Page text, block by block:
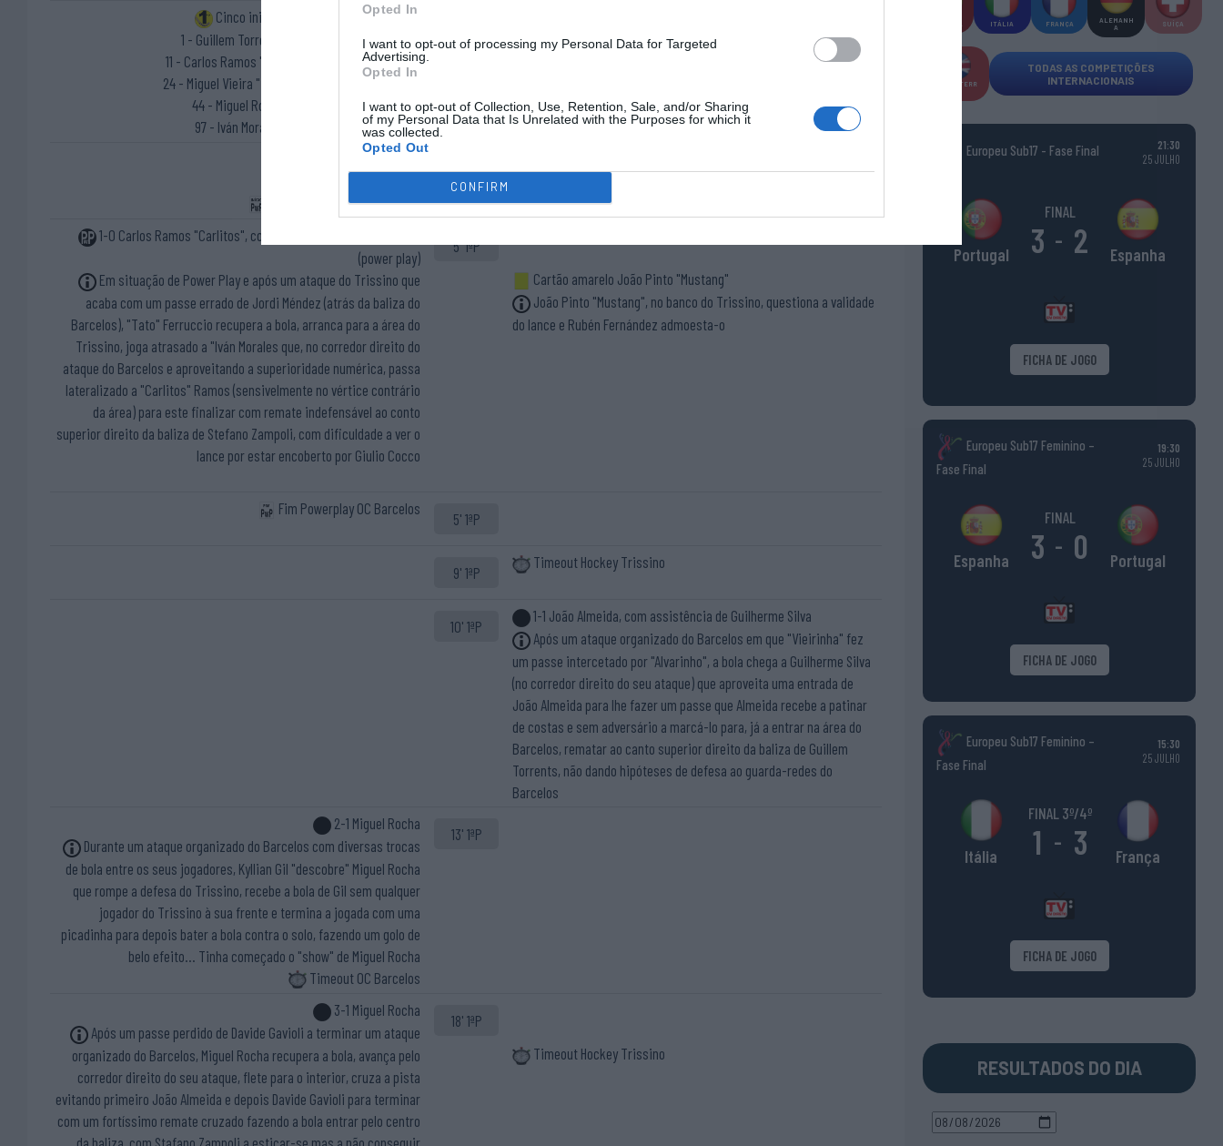
Opted In
I want to opt-out of processing my Personal Data for Targeted
Advertising.
Opted In
I want to opt-out of Collection, Use, Retention, Sale, and/or Sharing
of my Personal Data that Is Unrelated with the Purposes for which it
was collected.
Opted Out
CONFIRM
Cinco inicial
1 - Guillem Torrents ®
11 - Carlos Ramos "Carlitos"
24 - Miguel Vieira "Vieirinha"
44 - Miguel Rocha
97 - Iván Morales
jogo.
1 - Stefano Zampoli ®
66 - Jordi Méndez
71 - Davide Gavioli
Inicio Powerplay OC Barcelos
3' 1ªP
1-0 Carlos Ramos "Carlitos", com assistência de Iván Morales
(power play)
Em situação de Power Play e após um ataque do Trissino que
acaba com um passe errado de Jordi Méndez (atrás da baliza do
Barcelos), "Tato" Ferruccio recupera a bola, arranca para a área do
Trissino, joga atrasado a "Iván Morales que, no corredor direito do
ataque do Barcelos e aproveitando a superioridade numérica, passa
lateralizado a "Carlitos" Ramos (sensivelmente no vértice contrário
da área) para este finalizar com remate indefensável ao conto
superior direito da baliza de Stefano Zampoli, com dificuldade a ver o
lance por estar encoberto por Giulio Cocco
5' 1ªP
Cartão amarelo João Pinto "Mustang"
João Pinto "Mustang", no banco do Trissino, questiona a validade
do lance e Rubén Fernández admoesta-o
Fim Powerplay OC Barcelos
5' 1ªP
9' 1ªP
Timeout Hockey Trissino
10' 1ªP
1-1 João Almeida, com assistência de Guilherme Silva
Após um ataque organizado do Barcelos em que "Vieirinha" fez
um passe intercetado por "Alvarinho", a bola chega a Guilherme Silva
(no corredor direito do seu ataque) que aproveita uma entrada de
João Almeida para lhe fazer um passe que Almeida recebe a patinar
de costas e sem adversário a marcá-lo para, já a entrar na área do
Barcelos, rematar ao canto superior direito da baliza de Guillem
Torrents, não dando hipóteses de defesa ao guarda-redes do
Barcelos
2-1 Miguel Rocha
Durante um ataque organizado do Barcelos com diversas trocas
de bola entre os seus jogadores, Kyllian Gil "descobre" Miguel Rocha
que rompe a defesa do Trissino, recebe a bola de Gil sem qualquer
jogador do Trissino à sua frente e termina a jogada com uma
picadinha para depois bater a bola contra o solo, fazendo um golo de
belo efeito... Tinha começado o "show" de Miguel Rocha
Timeout OC Barcelos
13' 1ªP
3-1 Miguel Rocha
Após um passe perdido de Davide Gavioli a terminar um ataque
organizado do Barcelos, Miguel Rocha recupera a bola, avança pelo
corredor direito do seu ataque, flete para o interior, cruza a pista
evitando primeiro João Almeida e depois Davide Gavioli para terminar
com um fortíssimo remate cruzado fazendo a bola entrar pelo centro
da baliza, com Stafano Zampoli a esticar-se mas a não conseguir
18' 1ªP
Timeout Hockey Trissino
ITÁLIA FRANÇA
ALEMANH
A
SUÍÇA
INGLATERR
TODAS AS COMPETIÇÕES
INTERNACIONAIS
Europeu Sub17 - Fase Final
21:30
25 JULHO
Portugal
FINAL
3 - 2 Espanha
FICHA DE JOGO
Europeu Sub17 Feminino –
Fase Final
19:30
25 JULHO
Espanha
FINAL
3 - 0 Portugal
FICHA DE JOGO
Europeu Sub17 Feminino –
Fase Final
15:30
25 JULHO
Itália
FINAL 3º/4º
1 - 3 França
FICHA DE JOGO
RESULTADOS DO DIA